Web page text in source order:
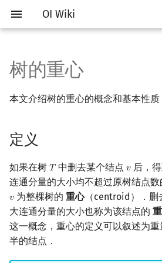
OI Wiki
入
以
开
搜
索
Getting Started
如何参与
OI Wiki 不是什么
格式手册
数学符号表
比赛相关简介
题型
学习路线
学习资源
技巧
工具软件简介
评测工具
命令行
命令行编译与调试
编译器
语言基础简介
C++ 标准库
C++ 进阶
C++ 与其他常用语言的区别
Pascal 转 C++ 急救
算法基础简介
枚举
模拟
递归 & 分治
贪心
搜索部分简介
BFS（搜索）
双向搜索
启发式搜索
A*
动态规划部分简介
记忆化搜索
背包 DP
区间 DP
DAG 上的 DP
字符串部分简介
标准库
字符串匹配
字符串哈希
字典树 (Trie)
数学部分简介
数字系统
位操作
二进制集合操作
高精度计算
数据结构部分简介
队列
链表
哈希表
并查集
值
定义
求法
DFS 统计子树大小
换根 DP 统计深度和
例题
最短路
k 短路
同余最短路
最小生成树
最小直径生成树
强连通分量
割点和桥
圆方树
点/边连通度
网络流简介
最小割
费用流
上下界网络流
Stoer–Wagner 算法
图匹配
二分图最大权匹配
一般图最大匹配
一般图最大权匹配
稳定匹配
计算几何部分简介
三维计算几何基础
距离
Pick 定理
三角剖分
杂项简介
双指针
离线算法
分数规划
随机化
RMQ
括号序列
线段树与离线询问
树的重心
本文介绍树的重心的概念和基本性质
定义
如果在树 𝑇
T 中删去某个结点𝑣
v 后，
连通分量的大小均不超过原树结点
𝑣
v为整棵树的 重心（centroid）．删
大连通分量的大小也称为该结点的
这一概念，重心的定义可以叙述为
半的结点．